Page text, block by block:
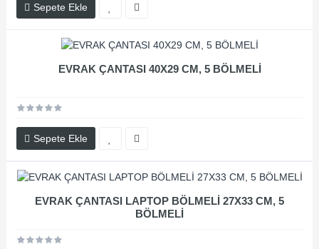
Sepete Ekle
EVRAK ÇANTASI 40X29 CM, 5 BÖLMELİ
Sepete Ekle
EVRAK ÇANTASI LAPTOP BÖLMELİ 27X33 CM, 5
BÖLMELİ